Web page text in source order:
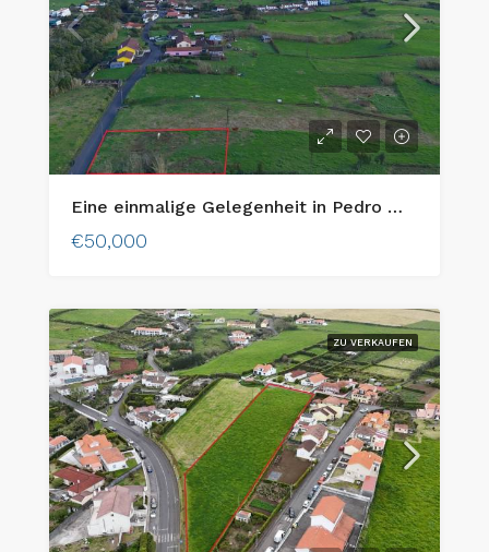
Eine einmalige Gelegenheit in Pedro Miguel: Urbanes Grundstück mit atemberaubendem Blick auf die Insel Pico!
€50,000
ZU VERKAUFEN